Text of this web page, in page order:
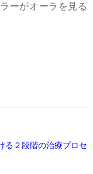
ーがオーラを見る
る２段階の治療プロセ